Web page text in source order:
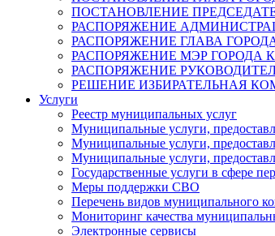
ПОСТАНОВЛЕНИЕ
РАСПОРЯЖЕНИЕ
РАСПОРЯЖЕНИЕ ГЛАВА
РАСПОРЯЖЕНИЕ МЭР ГОРОДА
РАСПОРЯЖЕНИЕ
РЕШЕНИЕ ИЗБИРАТЕЛЬНАЯ
Услуги
Реестр муниципальных услуг
Муниципальные услуги,
Муниципальные услуги,
Муниципальные услуги,
Государственные услуги в сфере
Меры поддержки СВО
Перечень видов муниципального
Мониторинг качества
Электронные сервисы